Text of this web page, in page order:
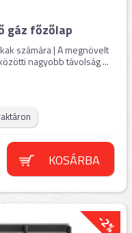
gáz főzőlap
számára | A megnövelt
nagyobb távolság ...
KOSÁRBA
-2%